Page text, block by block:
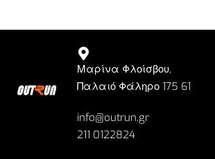
Μαρίνα Φλοίσβου,
Παλαιό Φάληρο 175 61
info@outrun.gr
211 0122824